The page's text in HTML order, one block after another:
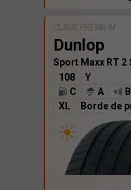
CLASE PREMIUM
Dunlop
Sport Maxx RT 2
108
Y
C
A
XL
Borde de